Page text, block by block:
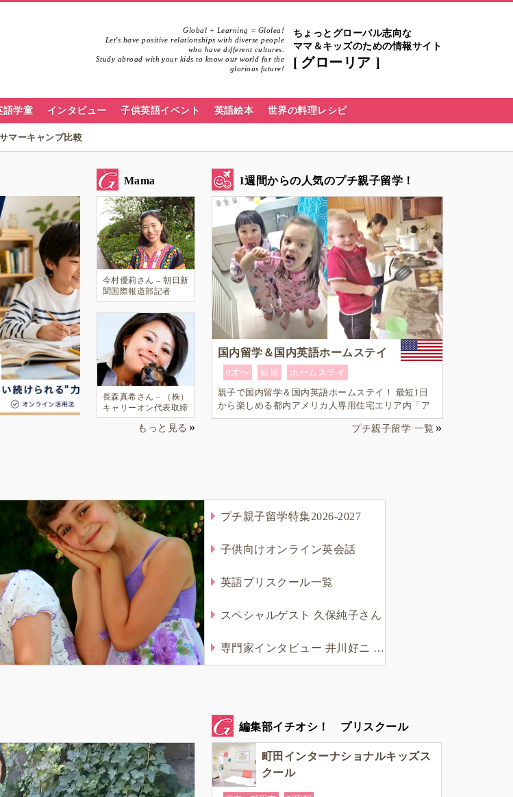
Global + Learning = Glolea!
Let's have positive relationships with diverse people
who have different cultures.
Study abroad with your kids to know our world for the
glorious future!
ちょっとグローバル志向な
ママ＆キッズのための情報サイト
グローリア
語学童 インタビュー 子供英語イベント 英語絵本 世界の料理レシピ
マーキャンプ比較
小学生の英語多読効果とORTのデジタル
教材「ORC」の正しい使い方｜第二言語
習得論で育てる一生モノの英語脳
Brightly for Kids（ブライトリーフォーキッズ） 中村妙子（Taeko Nakamura
Mama
今村優莉さん – 朝日新
聞国際報道部記者
長森真希さん – （株）
キャリーオン代表取締
役／日英バイリンガル
MC・アナウンサー・
もっと見る
1週間からの人気のプチ親子留学！
国内留学＆国内英語ホームステイ
0才〜 短期
ホームステイ
親子で国内留学＆国内英語ホームステイ！ 最短1日
から楽しめる都内アメリカ人専用住宅エリア内「ア
メリカ英語留学」＆「ホームステイ体験」プログラ
プチ親子留学 一覧
プチ親子留学特集2026-2027
子供向けオンライン英会話
英語プリスクール一覧
スペシャルゲスト 久保純子さん
専門家インタビュー 井川好ニ 教育学博士
編集部イチオシ！ プリスクール
町田インターナショナルキッズス
クール